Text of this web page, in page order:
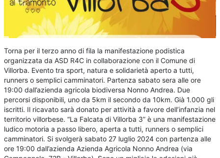
Torna per il terzo anno di fila la manifestazione podistica
organizzata da ASD R4C in collaborazione con il Comune di
Villorba. Evento tra sport, natura e solidarietà aperto a tutti,
runners o semplici camminatori. Partenza sabato sera alle ore
19:00 dall’azienda agricola biodiversa Nonno Andrea. Due
percorsi disponibili, uno da 5km il secondo da 10km. Già 1.000 gli
iscritti. Il ricavato sarà donato per attività a favore dell’infanzia nel
territorio villorbese. “La Falcata di Villorba 3” è una manifestazione
ludico motoria a passo libero, aperta a tutti, runners o semplici
camminatori. Si svolgerà sabato 27 luglio 2024 con partenza alle
ore 19:00 dall’azienda Azienda Agricola Nonno Andrea (via